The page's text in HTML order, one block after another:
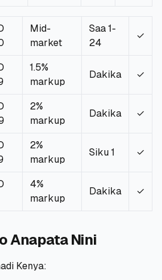
🇬🇧 🇰🇪
Mid-
market
Saa 1-
24
✓
1.5%
markup
Dakika ✓
2%
markup
Dakika ✓
2%
markup
Siku 1 ✓
4%
markup
Dakika ✓
Anapata Nini
Kenya: